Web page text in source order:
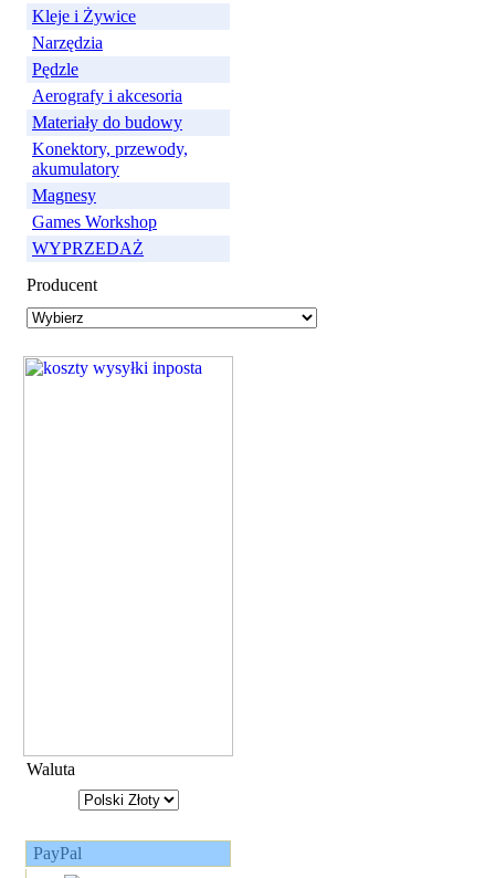
Kleje i Żywice
Narzędzia
Pędzle
Aerografy i akcesoria
Materiały do budowy
Konektory, przewody,
akumulatory
Magnesy
Games Workshop
WYPRZEDAŻ
Producent
Waluta
PayPal